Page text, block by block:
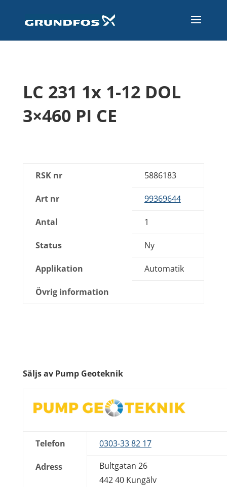
LC 231 1x 1-12 DOL
3×460 PI CE
RSK nr 5886183
Art nr 99369644
Antal 1
Status Ny
Applikation Automatik
Övrig information
Säljs av Pump Geoteknik
Telefon 0303-33 82 17
Adress
Bultgatan 26
442 40 Kungälv